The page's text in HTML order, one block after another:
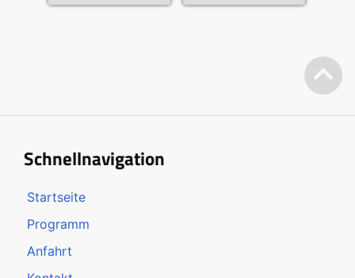
Schnellnavigation
Startseite
Programm
Anfahrt